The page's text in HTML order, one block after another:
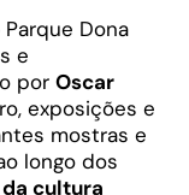
Dona
e
por Oscar
exposições e
mostras e
longo dos
cultura